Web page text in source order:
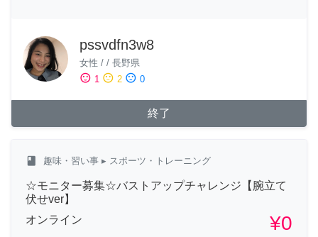
pssvdfn3w8
女性 / / 長野県
sentiment_satisfied 1 sentiment_neutral 2 sentiment_dissatisfied 0
終了
class 趣味・習い事 ▸ スポーツ・トレーニング
☆モニター募集☆バストアップチャレンジ【腕立て
伏せver】
オンライン
¥0